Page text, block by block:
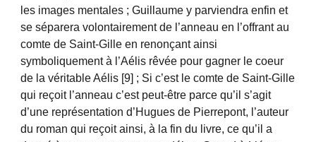
les images mentales ; Guillaume y parviendra enfin et
se séparera volontairement de l’anneau en l’offrant au
comte de Saint-Gille en renonçant ainsi
symboliquement à l’Aélis rêvée pour gagner le coeur
de la véritable Aélis [9] ; Si c’est le comte de Saint-Gille
qui reçoit l’anneau c’est peut-être parce qu’il s’agit
d’une représentation d’Hugues de Pierrepont, l’auteur
du roman qui reçoit ainsi, à la fin du livre, ce qu’il a